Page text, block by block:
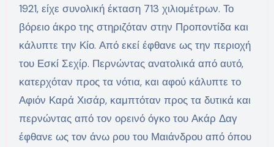
1921, είχε συνολική έκταση 713 χιλιομέτρων. Το
βόρειο άκρο της στηριζόταν στην Προποντίδα και
κάλυπτε την Κίο. Από εκεί έφθανε ως την περιοχή
του Εσκί Σεχίρ. Περνώντας ανατολικά από αυτό,
κατερχόταν προς τα νότια, και αφού κάλυπτε το
Αφιόν Καρά Χισάρ, καμπτόταν προς τα δυτικά και
περνώντας από τον ορεινό όγκο του Ακάρ Δαγ
έφθανε ως τον άνω ρου του Μαιάνδρου από όπου